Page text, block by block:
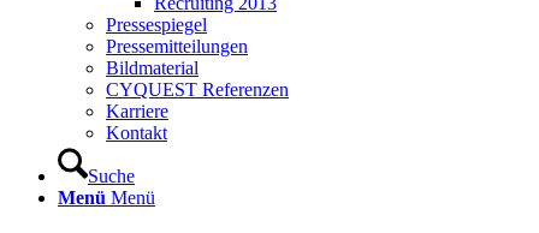
Pressespiegel
Pressemitteilungen
Bildmaterial
CYQUEST Referenzen
Karriere
Kontakt
Suche
Menü Menü